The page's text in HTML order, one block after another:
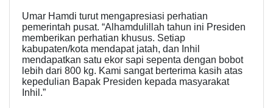
Umar Hamdi turut mengapresiasi perhatian
pemerintah pusat. “Alhamdulillah tahun ini Presiden
memberikan perhatian khusus. Setiap
kabupaten/kota mendapat jatah, dan Inhil
mendapatkan satu ekor sapi sepenta dengan bobot
lebih dari 800 kg. Kami sangat berterima kasih atas
kepedulian Bapak Presiden kepada masyarakat
Inhil.”